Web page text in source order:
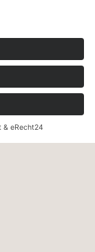
Sepa-
Rechnung (für